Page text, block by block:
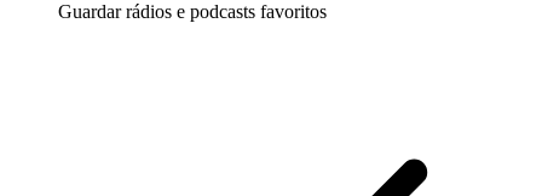
Guardar rádios e podcasts favoritos